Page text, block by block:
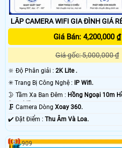
LẮP CAMERA WIFI GIA ĐÌNH GIÁ
Giá Bán: 4,200,000 ₫
Giá gốc: 5,000,000 ₫
🔆 Độ Phân giải : 2K Lite .
✳️ Trang Bị Công Nghệ :
IP Wifi.
🌛 Tầm Xa Ban Đêm : Hồng Ngoại 10m
Smart IR.
🗜️ Camera Dòng Xoay 360.
️✔️ Đặt Điểm : Thu Âm Và Loa.
909